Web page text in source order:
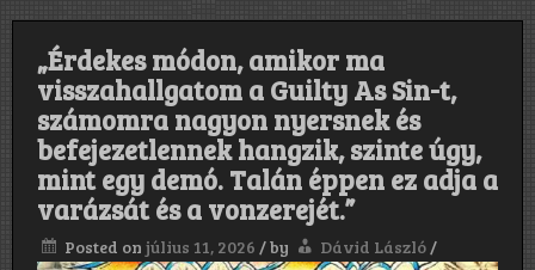
„Érdekes módon, amikor ma
visszahallgatom a Guilty As Sin-t,
számomra nagyon nyersnek és
befejezetlennek hangzik, szinte úgy,
mint egy demó. Talán éppen ez adja a
varázsát és a vonzerejét.”
Posted on július 11, 2026 /by Dávid László/